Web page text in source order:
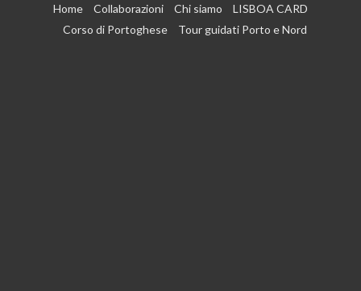
Home Collaborazioni Chi siamo
LISBOA CARD
Corso di Portoghese
Tour guidati Porto e Nord